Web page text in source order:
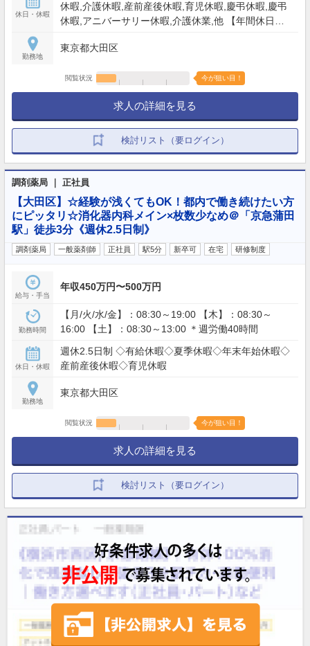
休日・休暇
休暇,介護休暇,産前産後休暇,育児休暇,慶弔休暇,慶弔
休暇,アニバーサリー休暇,介護休業,他 【年間休日】
勤務地
東京都大田区
閲覧状況 今が狙い目！
求人の詳細を見る
検討リスト（要ログイン）
調剤薬局 ｜ 正社員
【大田区】☆経験が浅くてもOK！都内で働き続けたい方
にピッタリ☆消化器内科メイン×枚数少なめ＠「京急蒲田
駅」徒歩3分《週休2.5日制》
調剤薬局 一般薬剤師 正社員 駅5分 新卒可 在宅 研修制度
給与・手当
年収450万円〜500万円
勤務時間
【月/火/水/金】：08:30～19:00 【木】：08:30～
16:00 【土】：08:30～13:00 ＊週労働40時間
休日・休暇
週休2.5日制 ◇有給休暇◇夏季休暇◇年末年始休暇◇
産前産後休暇◇育児休暇
勤務地
東京都大田区
閲覧状況 今が狙い目！
求人の詳細を見る
検討リスト（要ログイン）